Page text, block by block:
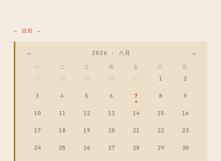
— 日历 —
← 2026 · 八月 →
一 二 三 四 五 六 日
27 28 29 30 31 1 2
3 4 5 6 7 8 9
10 11 12 13 14 15 16
17 18 19 20 21 22 23
24 25 26 27 28 29 30